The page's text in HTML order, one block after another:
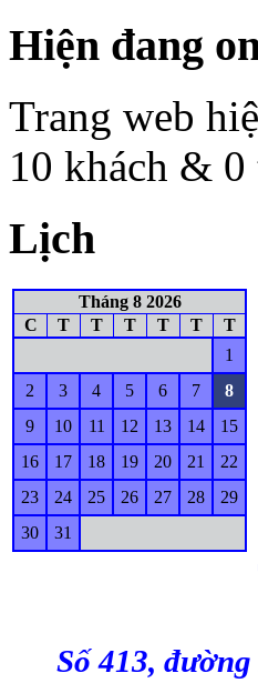
Hiện đang
Trang web
10 khách &
Lịch
Tháng 8 2026
C
T T T T T
T
1
2
3 4 5 6 7
8
9
10 11 12 13 14
15
16
17 18 19 20 21
22
23
24 25 26 27 28
29
30
31
Số 413,